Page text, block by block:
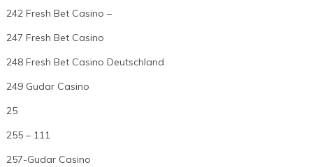
242 Fresh Bet Casino –
247 Fresh Bet Casino
248 Fresh Bet Casino Deutschland
249 Gudar Casino
25
255 – 111
257-Gudar Casino